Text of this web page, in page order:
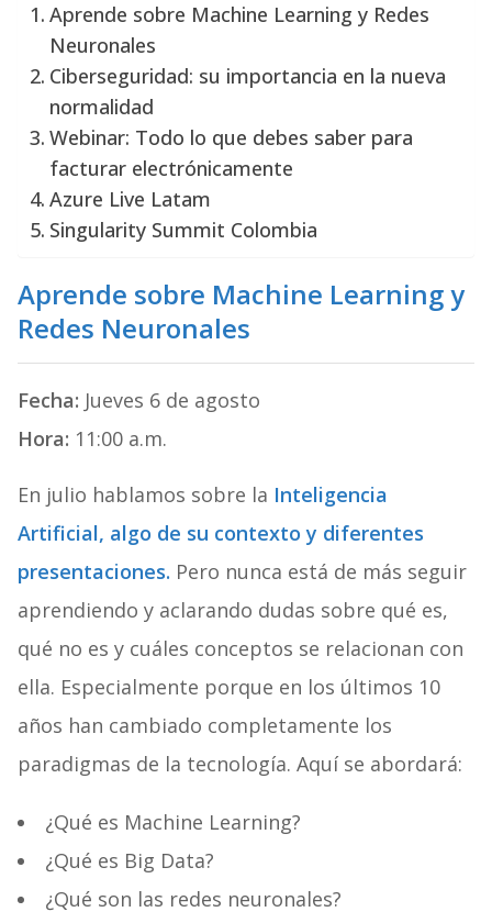
Aprende sobre Machine Learning y Redes
Neuronales
Ciberseguridad: su importancia en la nueva
normalidad
Webinar: Todo lo que debes saber para
facturar electrónicamente
Azure Live Latam
Singularity Summit Colombia
Aprende sobre Machine Learning y
Redes Neuronales
Fecha: Jueves 6 de agosto
Hora: 11:00 a.m.
En julio hablamos sobre la Inteligencia
Artificial, algo de su contexto y diferentes
presentaciones. Pero nunca está de más seguir
aprendiendo y aclarando dudas sobre qué es,
qué no es y cuáles conceptos se relacionan con
ella. Especialmente porque en los últimos 10
años han cambiado completamente los
paradigmas de la tecnología. Aquí se abordará:
¿Qué es Machine Learning?
¿Qué es Big Data?
¿Qué son las redes neuronales?